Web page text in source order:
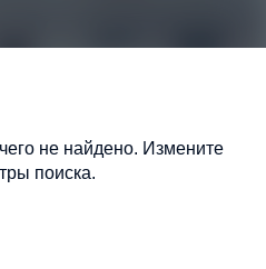
не найдено. Измените
поиска.